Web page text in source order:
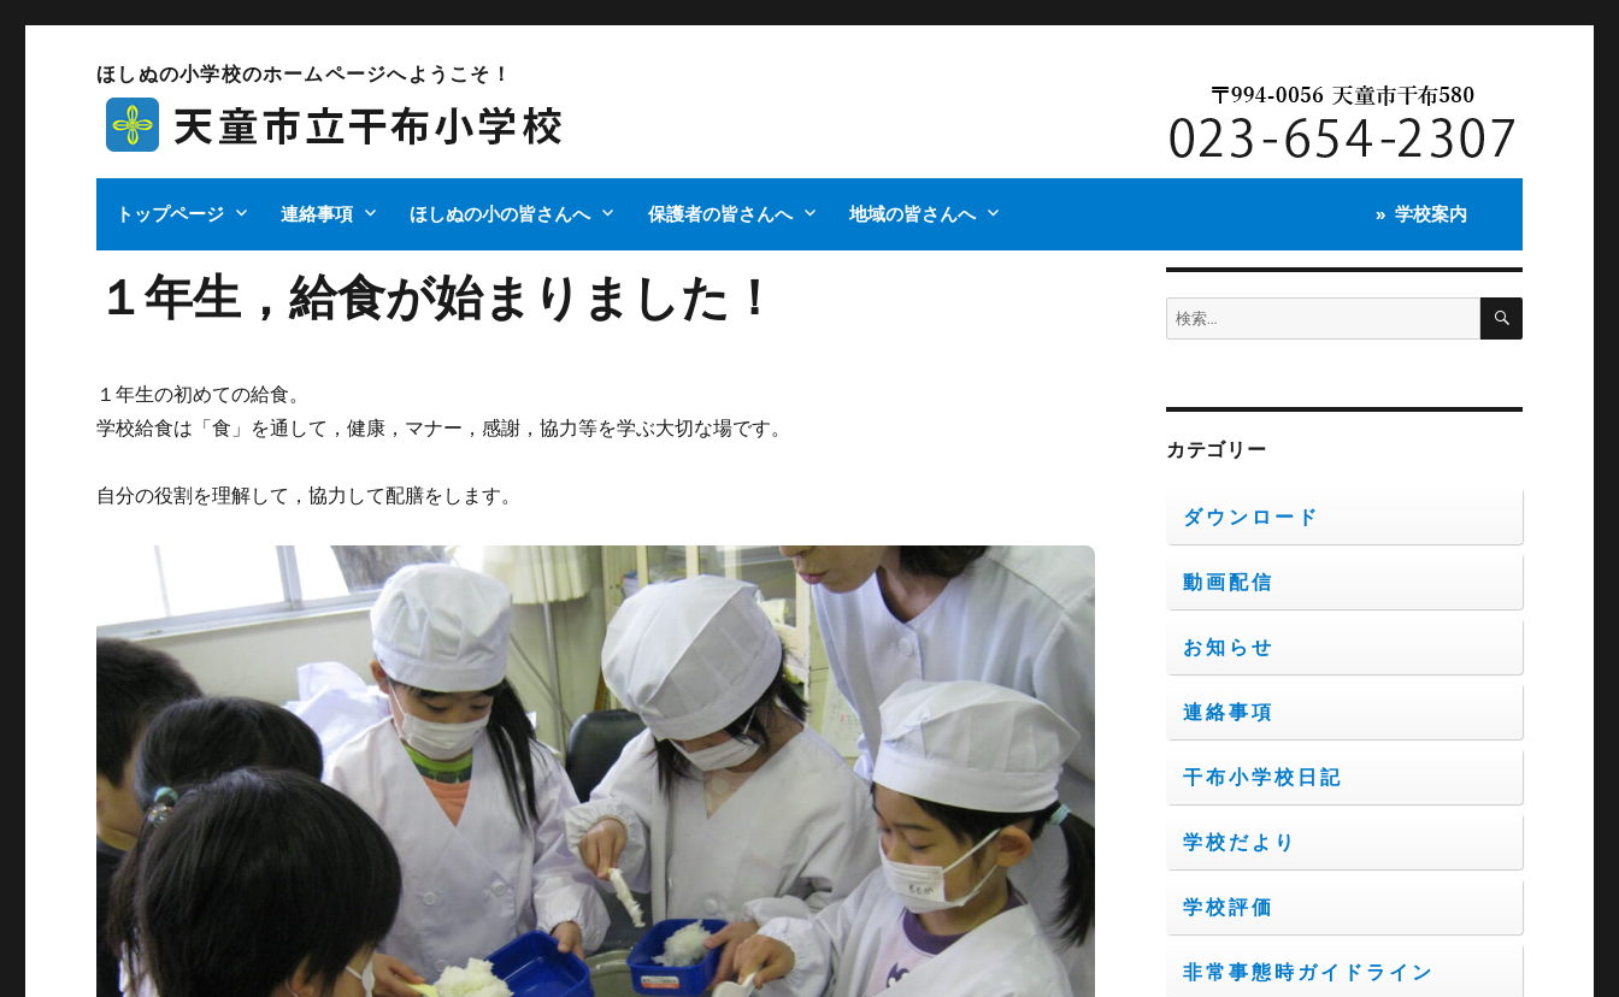
ほしぬの小学校のホームページへようこそ！
トップページ 連絡事項 ほしぬの小の皆さんへ 保護者の皆さんへ 地域の皆さんへ 学校案内
１年生，給食が始まりました！
１年生の初めての給食。
学校給食は「食」を通して，健康，マナー，感謝，協力等を学ぶ大切な場です。
自分の役割を理解して，協力して配膳をします。
検
索:
検
カテゴリー
ダウンロード
動画配信
お知らせ
連絡事項
干布小学校日記
学校だより
学校評価
非常事態時ガイドライン